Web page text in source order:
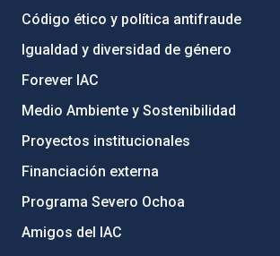
Código ético y política antifraude
Igualdad y diversidad de género
Forever IAC
Medio Ambiente y Sostenibilidad
Proyectos institucionales
Financiación externa
Programa Severo Ochoa
Amigos del IAC